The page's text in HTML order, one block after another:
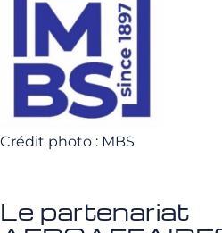
Crédit photo : MBS
Le partenariat